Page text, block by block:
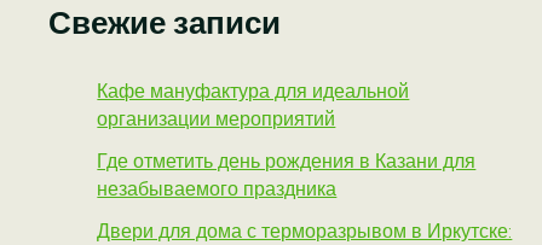
Свежие записи
Кафе мануфактура для идеальной
организации мероприятий
Где отметить день рождения в Казани для
незабываемого праздника
Двери для дома с терморазрывом в Иркутске: